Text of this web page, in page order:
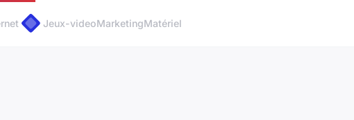
Jeux-videoMarketingMatériel